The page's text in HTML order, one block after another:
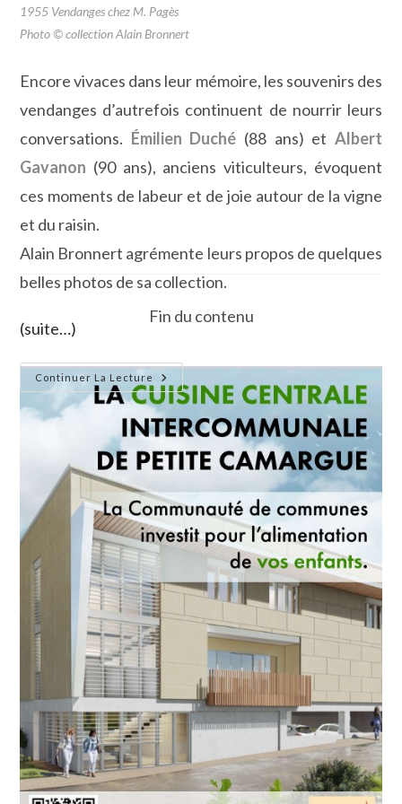
1955 Vendanges chez M. Pagès
Photo © collection Alain Bronnert
Encore vivaces dans leur mémoire, les souvenirs des
vendanges d’autrefois continuent de nourrir leurs
conversations. Émilien Duché (88 ans) et Albert
Gavanon (90 ans), anciens viticulteurs, évoquent
ces moments de labeur et de joie autour de la vigne
et du raisin.
Alain Bronnert agrémente leurs propos de quelques
belles photos de sa collection.
(suite…)
Continuer La Lecture
Is
Se
Souviennent
Des
Vendanges
D’antan
Fin du contenu